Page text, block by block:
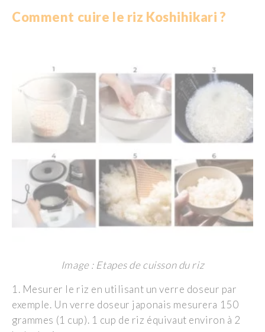
Comment cuire le riz Koshihikari ?
Image : Etapes de cuisson du riz
1. Mesurer le riz en utilisant un verre doseur par
exemple. Un verre doseur japonais mesurera 150
grammes (1 cup). 1 cup de riz équivaut environ à 2